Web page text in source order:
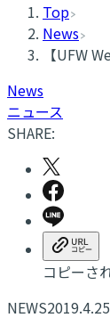
Top
News
【UFW
News
ニュース
SHARE:
コピーさ
NEWS2019.4.25